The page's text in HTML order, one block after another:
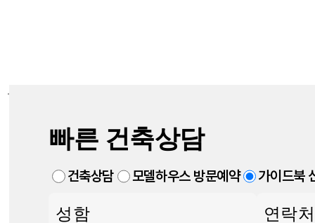
빠른 건축상담
건축상담 모델하우스 방문예약 가이드북